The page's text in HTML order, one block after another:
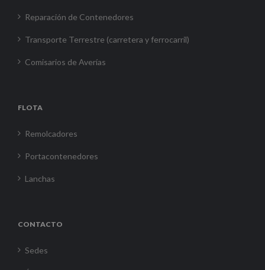
Reparación de Contenedores
Transporte Terrestre (carretera y ferrocarril)
Comisarios de Averías
FLOTA
Remolcadores
Portacontenedores
Lanchas
CONTACTO
Sedes